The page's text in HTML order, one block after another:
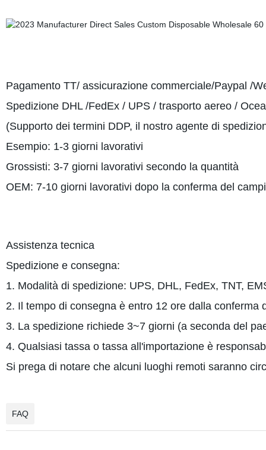
Pagamento TT/ assicurazione commerciale/Paypal /
SpedizioneDHL /FedEx / UPS / trasporto aereo /
(Supporto dei termini DDP, il nostro agente di
Esempio: 1-3 giorni lavorativi
Grossisti: 3-7 giorni lavorativi secondo la quantità
OEM: 7-10 giorni lavorativi dopo la conferma del
Assistenza tecnica
Spedizione e consegna:
1. Modalità di spedizione: UPS, DHL, FedEx, TNT,
2. Il tempo di consegna è entro 12 ore dalla conferma
3. La spedizione richiede 3~7 giorni (a seconda del
4. Qualsiasi tassa o tassa all'importazione è
Si prega di notare che alcuni luoghi remoti saranno
FAQ